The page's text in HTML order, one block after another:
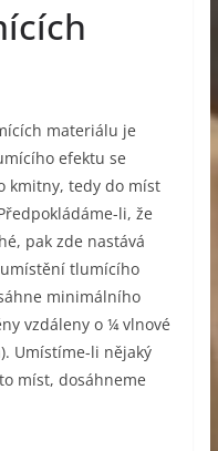
materiálu je
efektu se
kmitny, tedy do míst
li, že
pak zde nastává
tlumícího
minimálního
vzdáleny o ¼ vlnové
Umístíme-li nějaký
míst, dosáhneme